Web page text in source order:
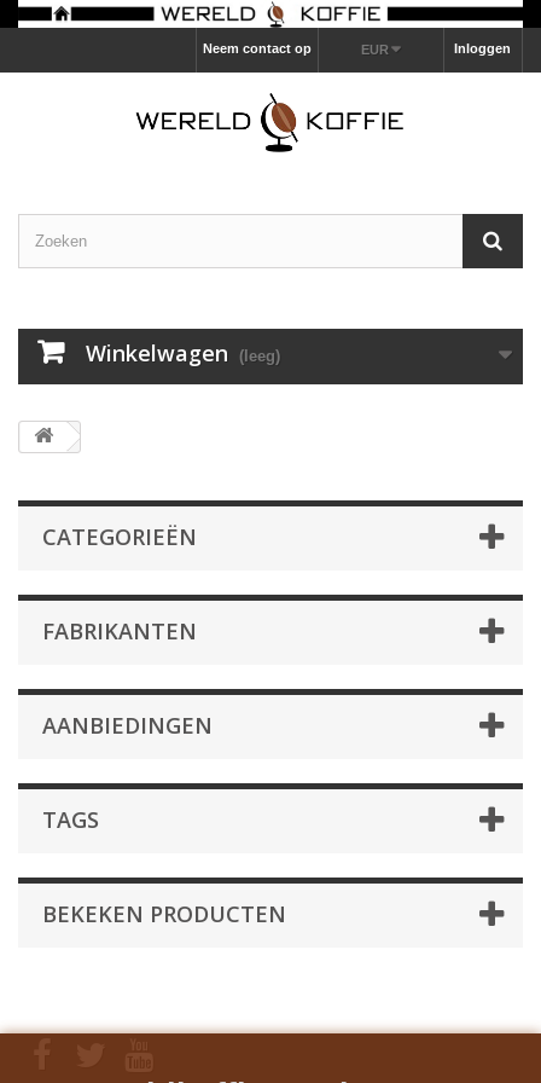
Inloggen
EUR
Neem contact op
Winkelwagen (leeg)
CATEGORIEËN
FABRIKANTEN
AANBIEDINGEN
TAGS
BEKEKEN PRODUCTEN